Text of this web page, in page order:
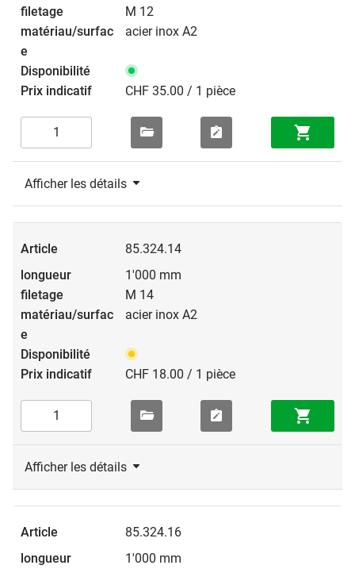
M 12
acier inox A2
CHF 35.00 / 1 pièce
Afficher les détails
85.324.14
1'000 mm
M 14
acier inox A2
CHF 18.00 / 1 pièce
Afficher les détails
85.324.16
1'000 mm